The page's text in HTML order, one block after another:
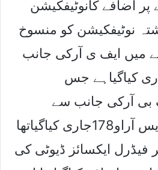
پر اضافے کانوٹیفکیشن
نوٹیفکیشن کو منسوخ
میں ایف ی آرکی جانب
آراو515جاری کیاگیاہے جس
بی آرکی جانب سے
14فروری2023کو ایس آراو178جاری کیاگیاتھا
ایکسائز ڈیوٹی کی